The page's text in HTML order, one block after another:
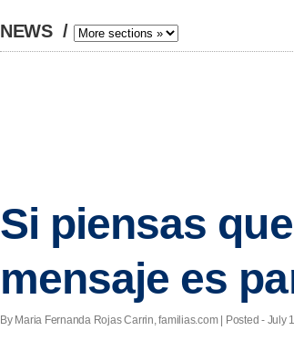
NEWS /
Si piensas
mensaje es
By Maria Fernanda Rojas Carrin, familias.com | Posted - July